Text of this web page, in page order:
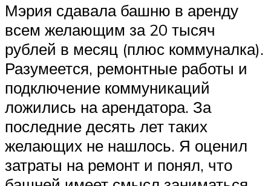
Мэрия сдавала башню в аренду
всем желающим за 20 тысяч
рублей в месяц (плюс коммуналка).
Разумеется, ремонтные работы и
подключение коммуникаций
ложились на арендатора. За
последние десять лет таких
желающих не нашлось. Я оценил
затраты на ремонт и понял, что